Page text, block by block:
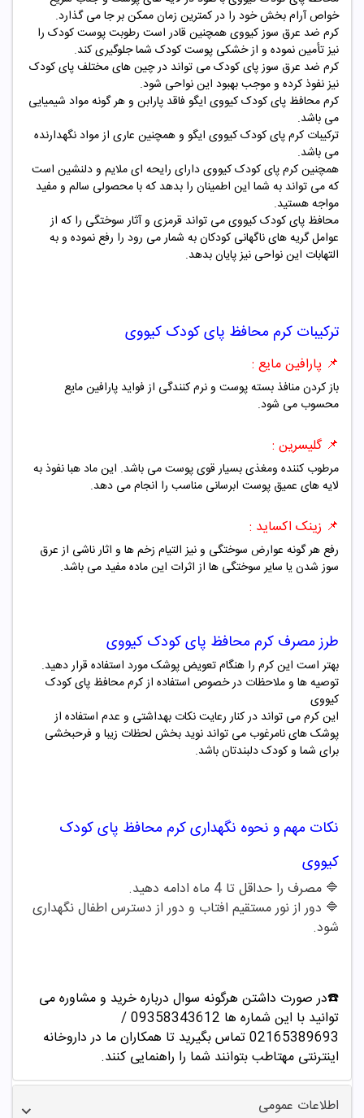
خواص آرام بخش خود را در کمترین زمان ممکن بر جا می گذارد.
کرم ضد عرق سوز کیووی همچنین قادر است رطوبت پوست کودک را
نیز تأمین نموده و از خشکی پوست کودک شما جلوگیری کند.
کرم ضد عرق سوز پای کودک می تواند در چین های مختلف پای کودک
نیز نفوذ کرده و موجب بهبود این نواحی شود.
کرم محافظ پای کودک کیووی ایگو فاقد پارابن و هر گونه مواد شیمیایی
می باشد.
ترکیبات کرم پای کودک کیووی ایگو و همچنین عاری از مواد نگهدارنده
می باشد.
همچنین کرم پای کودک کیووی دارای رایحه ای ملایم و دلنشین است
که می تواند به شما این اطمینان را بدهد که با محصولی سالم و مفید
مواجه هستید.
محافظ پای کودک کیووی می تواند قرمزی و آثار سوختگی را که از
عوامل گریه های ناگهانی کودکان به شمار می رود را رفع نموده و به
التهابات این نواحی نیز پایان بدهد.
ترکیبات کرم محافظ پای کودک کیووی
📌 پارافین مایع :
باز کردن منافذ بسته پوست و نرم کنندگی از فواید پارافین مایع
محسوب می شود.
📌گلیسرین :
مرطوب کننده ومغذی بسیار قوی پوست می باشد. این ماد هبا نفوذ به
لایه های عمیق پوست ابرسانی مناسب را انجام می دهد.
📌 زینک اکساید :
رفع هر گونه عوارض سوختگی و نیز التیام زخم ها و اثار ناشی از عرق
سوز شدن یا سایر سوختگی ها از اثرات این ماده مفید می باشد.
طرز مصرف کرم محافظ پای کودک کیووی
بهتر است این کرم را هنگام تعویض پوشک مورد استفاده قرار دهید.
توصیه ها و ملاحظات در خصوص استفاده از کرم محافظ پای کودک
کیووی
این کرم می تواند در کنار رعایت نکات بهداشتی و عدم استفاده از
پوشک های نامرغوب می تواند نوید بخش لحظات زیبا و فرحبخشی
برای شما و کودک دلبندتان باشد.
نکات مهم و نحوه نگهداریکرم محافظ پای کودک
کیووی
🔷 مصرف را حداقل تا 4 ماه ادامه دهید.
🔷 دور از نور مستقیم افتاب و دور از دسترس اطفال نگهداری
شود.
☎️در صورت داشتن هرگونه سوال درباره خرید و مشاوره می
توانید با این شماره ها 09358343612 /
02165389693تماس بگیرید تا همکاران ما در داروخانه
اینترنتی مهتاطب بتوانند شما را راهنمایی کنند.
اطلاعات عمومی